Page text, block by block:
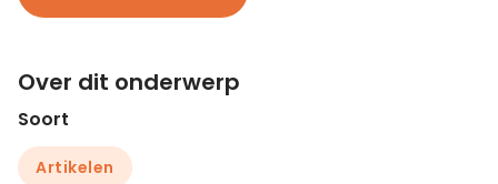
Over dit onderwerp
Soort
Artikelen